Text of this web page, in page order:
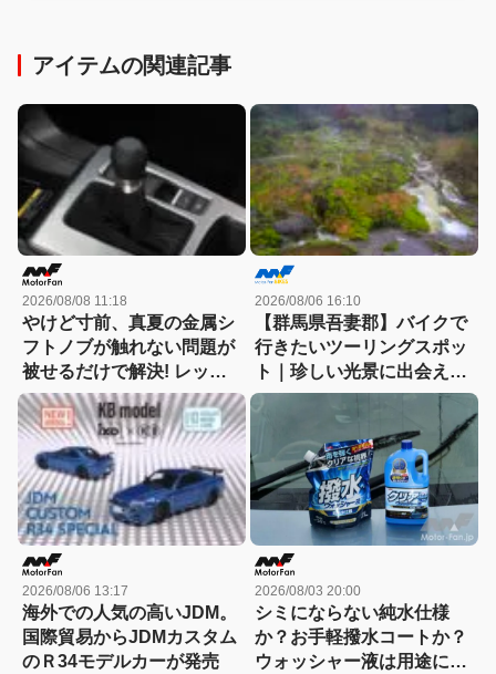
アイテムの関連記事
2026/08/08 11:18
やけど寸前、真夏の金属シ
フトノブが触れない問題が
被せるだけで解決! レッツ
ォのシリコンカバーが夏も
冬も快適すぎる! 【CAR
MONO図鑑】
2026/08/06 16:10
【群馬県吾妻郡】バイクで
行きたいツーリングスポッ
ト｜珍しい光景に出会える
「チャツボミゴケ公園」
2026/08/06 13:17
海外での人気の高いJDM。
国際貿易からJDMカスタム
のＲ34モデルカーが発売
2026/08/03 20:00
シミにならない純水仕様
か？お手軽撥水コートか？
ウォッシャー液は用途に合